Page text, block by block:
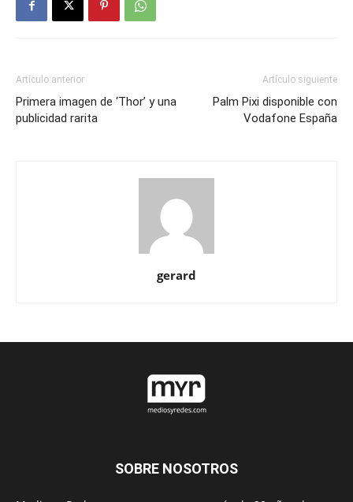
Artículo anterior
Primera imagen de ‘Thor’ y una
publicidad rarita
Artículo siguiente
Palm Pixi disponible con
Vodafone España
gerard
SOBRE NOSOTROS